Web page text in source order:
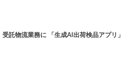
託物流業務に 「生成AI出荷検品アプリ」